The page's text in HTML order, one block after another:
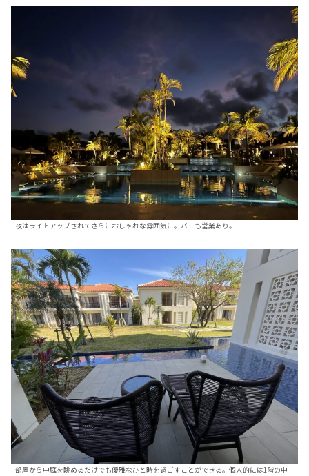
夜はライトアップされてさらにおしゃれな雰囲気に。バーも営業あり。
部屋から中庭を眺めるだけでも優雅なひと時を過ごすことができる。個人的には1階の中